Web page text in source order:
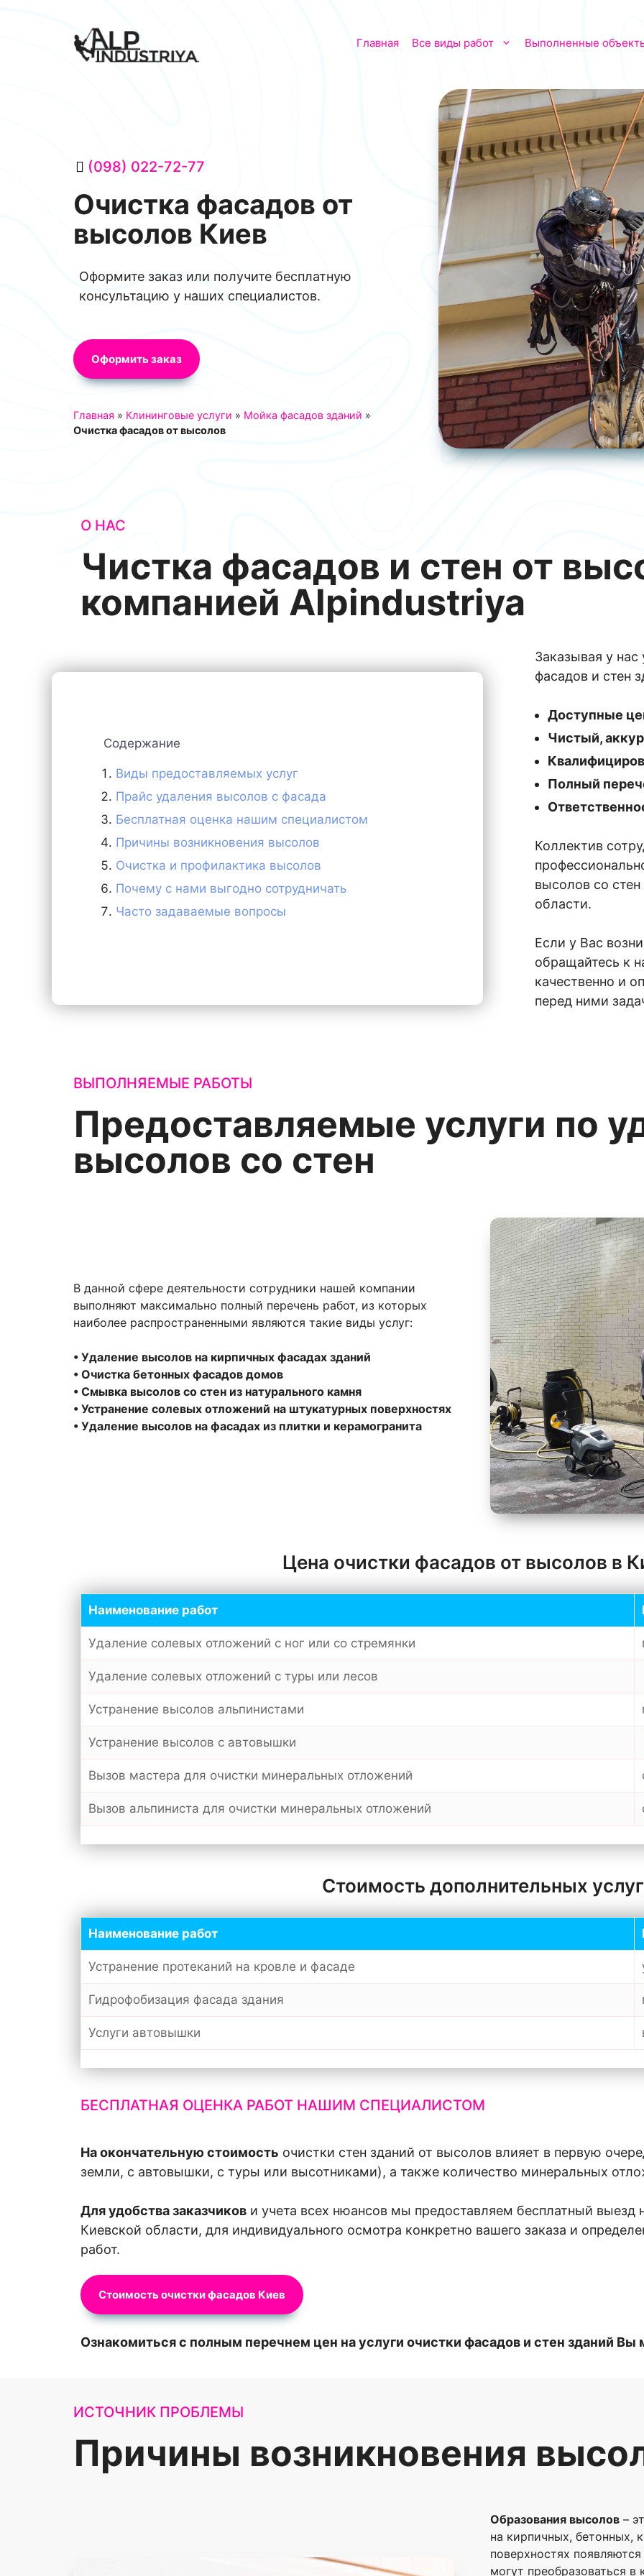
Главная Все виды работ Выполненные
(098) 022-72-77
Очистка фасадов от
высолов Киев
Оформите заказ или получите бесплатную
консультацию у наших специалистов.
Оформить заказ
Главная » Клининговые услуги » Мойка фасадов зданий »
Очистка фасадов от высолов
О НАС
Чистка фасадов и стен от
компанией Alpindustriya
Содержание
Виды предоставляемых услуг
Прайс удаления высолов с фасада
Бесплатная оценка нашим специалистом
Причины возникновения высолов
Очистка и профилактика высолов
Почему с нами выгодно сотрудничать
Часто задаваемые вопросы
Заказывая у
фасадов и стен
Доступные
Чистый,
Полный
Коллектив
высолов со
области.
Если у Вас
обращайтесь к
качественно и
перед ними
ВЫПОЛНЯЕМЫЕ РАБОТЫ
Предоставляемые услуги по
высолов со стен
В данной сфере деятельности сотрудники нашей компании
выполняют максимально полный перечень работ, из которых
наиболее распространенными являются такие виды услуг:
• Удаление высолов на кирпичных фасадах зданий
• Очистка бетонных фасадов домов
• Смывка высолов со стен из натурального камня
• Устранение солевых отложений на штукатурных поверхностях
• Удаление высолов на фасадах из плитки и керамогранита
Цена очистки фасадов от высолов в
Наименование работ
Удаление солевых отложений с ног или со стремянки
Удаление солевых отложений с туры или лесов
Устранение высолов альпинистами
Устранение высолов с автовышки
Вызов мастера для очистки минеральных отложений
Вызов альпиниста для очистки минеральных отложений
Стоимость дополнительных услуг
Наименование работ
Устранение протеканий на кровле и фасаде
Гидрофобизация фасада здания
Услуги автовышки
БЕСПЛАТНАЯ ОЦЕНКА РАБОТ НАШИМ СПЕЦИАЛИСТОМ
На окончательную стоимость очистки стен зданий от высолов влияет в первую
земли, с автовышки, с туры или высотниками), а также количество минеральных
Для удобства заказчиков и учета всех нюансов мы предоставляем бесплатный выезд
Киевской области, для индивидуального осмотра конкретно вашего заказа и
работ.
Стоимость очистки фасадов Киев
Ознакомиться с полным перечнем цен на услуги очистки фасадов и стен зданий
ИСТОЧНИК ПРОБЛЕМЫ
Причины возникновения
Образования высолов –
на кирпичных, бетонных,
поверхностях
могут преобразоваться